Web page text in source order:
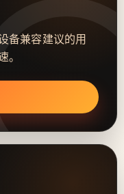
备兼容建议的用